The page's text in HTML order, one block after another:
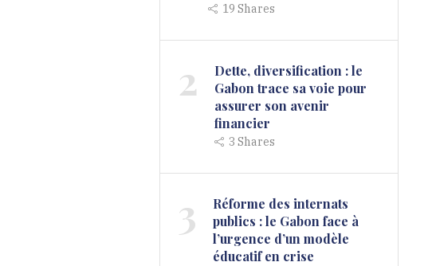
19Shares
2
Dette, diversification : le
Gabon trace sa voie pour
assurer son avenir
financier
3Shares
3
Réforme des internats
publics : le Gabon face à
l’urgence d’un modèle
éducatif en crise